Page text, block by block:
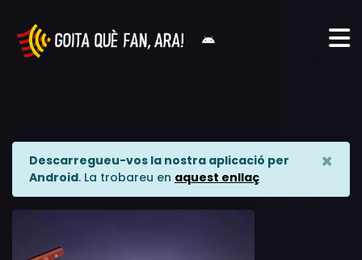
Descarregueu-vos la nostra aplicació per
Android. La trobareu en aquest enllaç
×